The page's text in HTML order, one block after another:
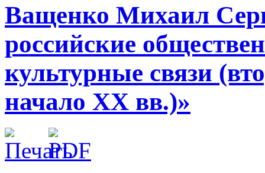
Ващенко Михаил
российские
культурные связи
начало XX вв.)»